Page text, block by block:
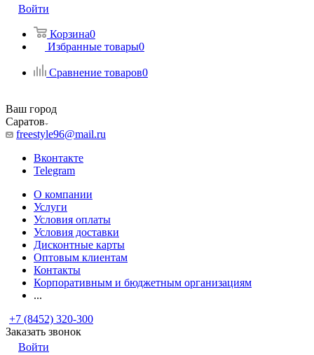
Войти
Корзина0
Избранные товары0
Сравнение товаров0
Ваш город
Саратов
freestyle96@mail.ru
Вконтакте
Telegram
О компании
Услуги
Условия оплаты
Условия доставки
Дисконтные карты
Оптовым клиентам
Контакты
Корпоративным и бюджетным организациям
...
+7 (8452) 320-300
Заказать звонок
Войти